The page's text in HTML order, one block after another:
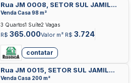
Rua JM 0008, SETOR SUL JAMIL
MIGUEL, ANAPOLIS
Venda Casa 98 m²
R$ 365.000Valor m² R$ 3.724
3 Quartos1 Suíte2 Vagas
contatar
Rua JM 0015, SETOR SUL JAMIL
MIGUEL, ANAPOLIS
Venda Casa 200 m²